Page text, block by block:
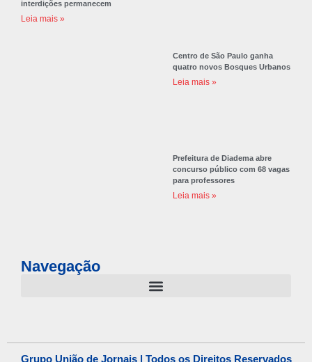
interdições permanecem
Leia mais »
Centro de São Paulo ganha
quatro novos Bosques Urbanos
Leia mais »
Prefeitura de Diadema abre
concurso público com 68 vagas
para professores
Leia mais »
Navegação
Grupo União de Jornais | Todos os Direitos Reservados